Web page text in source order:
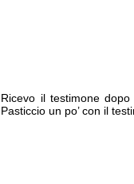
Ricevo il testimone
Pasticcio un po’ con il